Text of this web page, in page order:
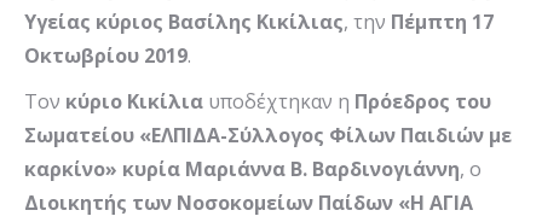
Υγείας κύριος Βασίλης Κικίλιας, την Πέμπτη 17
Οκτωβρίου 2019.
Τον κύριο Κικίλια υποδέχτηκαν η Πρόεδρος του
Σωματείου «ΕΛΠΙΔΑ-Σύλλογος Φίλων Παιδιών με
καρκίνο» κυρία Μαριάννα Β. Βαρδινογιάννη, ο
Διοικητής των Νοσοκομείων Παίδων «Η ΑΓΙΑ